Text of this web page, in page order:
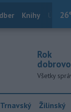
26
Knihy
Rok
Všetky
Trnavský Žilinský